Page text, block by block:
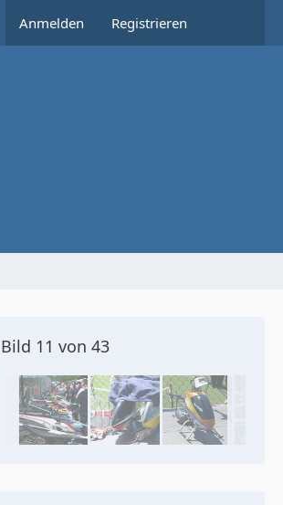
Anmelden Registrieren
Bild 11 von 43